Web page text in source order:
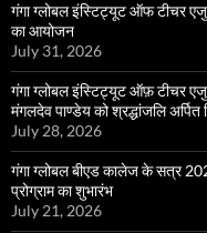
गंगा ग्लोबल इंस्टिट्यूट ऑफ टीचर
का आयोजन
July 31, 2026
गंगा ग्लोबल इंस्टिट्यूट ऑफ़ टीचर
मंगलदेव पाण्डेय को श्रद्धांजलि अर्पित
July 28, 2026
गंगा ग्लोबल बीएड कालेज के सत्र
प्रोग्राम का शुभारंभ
July 21, 2026